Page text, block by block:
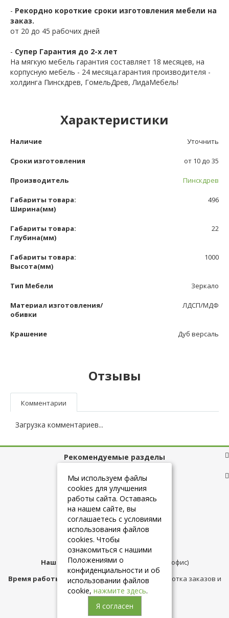
- Рекордно короткие сроки изготовления мебели на
заказ.
от 20 до 45 рабочих дней
- Супер Гарантия до 2-х лет
На мягкую мебель гарантия составляет 18 месяцев, на
корпусную мебель - 24 месяца.гарантия производителя -
холдинга Пинскдрев, ГомельДрев, ЛидаМебель!
Характеристики
Наличие Уточнить
Сроки изготовления от 10 до 35
Производитель Пинскдрев
Габариты товара:
Ширина(мм)
496
Габариты товара:
Глубина(мм)
22
Габариты товара:
Высота(мм)
1000
Тип Мебели Зеркало
Материал изготовления/
обивки
ЛДСП/МДФ
Крашение Дуб версаль
Отзывы
Комментарии
Загрузка комментариев...
Рекомендуемые разделы
Полезные ссылки
+7 (925) 084-10-60
Наш адрес:Москва,ул.Плещеева д.12 (офис)
Время работы магазина:с 10:00 до 21:00 (обработка заказов и
консультация)
Мы используем файлы
cookies для улучшения
работы сайта. Оставаясь
на нашем сайте, вы
соглашаетесь с условиями
использования файлов
cookies. Чтобы
ознакомиться с нашими
Положениями о
конфиденциальности и об
использовании файлов
cookie, нажмите здесь.
Я согласен